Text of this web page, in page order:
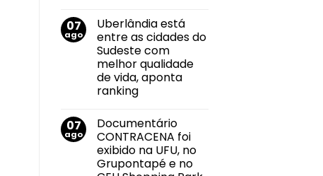
salto
em
2026
durante
Campeonato
Brasileiro
em
Felipe
Neto
anuncia
noivado
com
Juliane
Carvalho
durante
Grécia
07
ago
Uberlândia está
entre as cidades do
Sudeste com
melhor qualidade
de vida, aponta
ranking
em
Uberlândia
está
entre
as
cidades
07
ago
Documentário
CONTRACENA foi
exibido na UFU, no
Grupontapé e no